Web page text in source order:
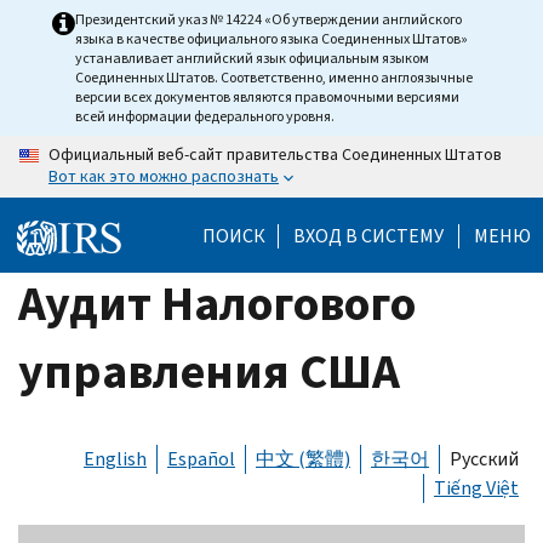
Президентский указ № 14224 «Об утверждении английского
языка в качестве официального языка Соединенных Штатов»
устанавливает английский язык официальным языком
Соединенных Штатов. Соответственно, именно англоязычные
версии всех документов являются правомочными версиями
всей информации федерального уровня.
Официальный веб-сайт правительства Соединенных Штатов
Вот как это можно распознать
ПОИСК ВХОД В СИСТЕМУ МЕНЮ
Аудит Налогового
управления США
English Español 中文 (繁體) 한국어
Русский
Tiếng Việt